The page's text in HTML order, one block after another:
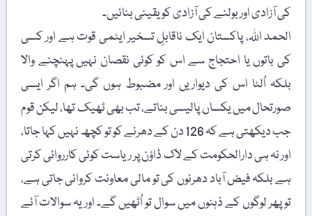
کی آزادی اور بولنے کی آزادی کو یقینی بنائیں۔
الحمد اللہ، پاکستان ایک ناقابلِ تسخیر ایٹمی قوت ہے اور کسی
کی باتوں یا احتجاج سے اس کو کوئی نقصان نہیں پہنچنے والا
بلکہ اُلٹا اس کی دیواریں اور مضبوط ہوں گی۔ ہم اگر ایسی
صورتحال میں یکساں پالیسی بناتے، تب بھی ٹھیک تھا، لیکن قوم
جب دیکھتی ہے کہ 126 دن کے دھرنے کو تو کچھ نہیں کہا جاتا،
اور نہ ہی دارالحکومت کے لاک ڈاؤن پر ریاست کوئی کارروائی کرتی
ہے بلکہ فیض آباد دھرنوں کی تو مالی معاونت کروائی جاتی ہے،
تو پھر لوگوں کے ذہنوں میں سوال تو اُٹھیں گے۔ اور یہ سوالات آئے